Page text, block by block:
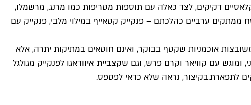
דקיקים, לצד כאלה עם תוספות מטריפות כמו מרנג, מרשמלו,
ממתקים ערביים כהלכתם – פנקייק קטאייף במילוי מלבי, פנקייק עם
אוכמניות שקטף בבוקר, ואינם חוטאים במתיקות יתרה, אלא
ומוגש עם קוויאר וקרם פרש, וגם שקצביית איוודאגו לפנקייק מגולגל
לתפארת.בקיצור, נראה שלא כדאי לפספס.